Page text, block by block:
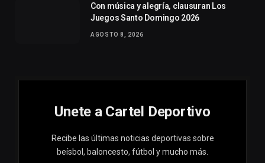
Con música y alegría, clausuran Los
Juegos Santo Domingo 2026
AGOSTO 8, 2026
Unete a Cartel Deportivo
Recibe las últimas noticias deportivas sobre
beísbol, baloncesto, fútbol y mucho más.